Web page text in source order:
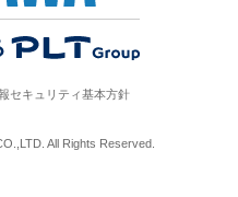
セキュリティ基本方針
All Rights Reserved.